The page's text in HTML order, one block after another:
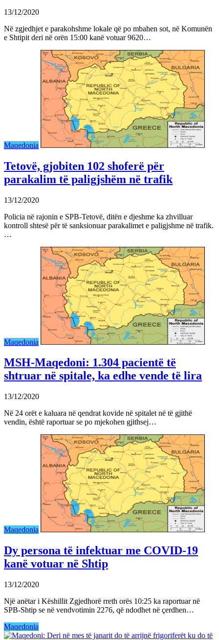
13/12/2020
Në zgjedhjet e parakohshme lokale që po mbahen sot, në Komunën
e Shtipit deri në orën 15:00 kanë votuar 9620…
Maqedonia
Tetovë, gjobiten 102 shoferë për
parakalim të paligjshëm në trafik
13/12/2020
Policia në rajonin e SPB-Tetovë, ditën e djeshme ka zhvilluar
kontroll shtesë për të sanksionuar parakalimet e paligjshme në trafik.
…
Maqedonia
MSH-Maqedoni: 1.304 pacientë të
shtruar në spitale, ka edhe vende të lira
13/12/2020
Në 24 orët e kaluara në qendrat kovide në spitalet në të gjithë
vendin, është raportuar se po mjekohen gjithsej…
Maqedonia
Dy persona të infektuar me COVID-19
kanë votuar në Shtip
13/12/2020
Një anëtar i Këshillit Zgjedhorë rreth orës 10:25 ka raportuar në
SPB-Shtip se në vendvotimin 2276, që ndodhet në çerdhen…
Maqedonia